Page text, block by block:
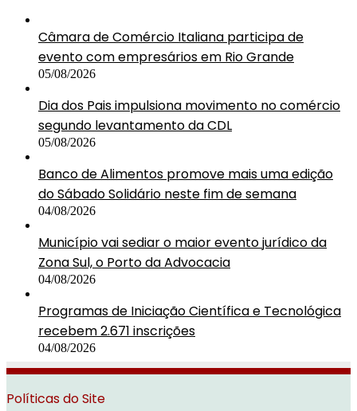
Câmara de Comércio Italiana participa de
evento com empresários em Rio Grande
05/08/2026
Dia dos Pais impulsiona movimento no comércio
segundo levantamento da CDL
05/08/2026
Banco de Alimentos promove mais uma edição
do Sábado Solidário neste fim de semana
04/08/2026
Município vai sediar o maior evento jurídico da
Zona Sul, o Porto da Advocacia
04/08/2026
Programas de Iniciação Científica e Tecnológica
recebem 2.671 inscrições
04/08/2026
Políticas do Site